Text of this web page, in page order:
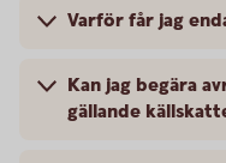
Varför får jag
Kan jag begära
gällande